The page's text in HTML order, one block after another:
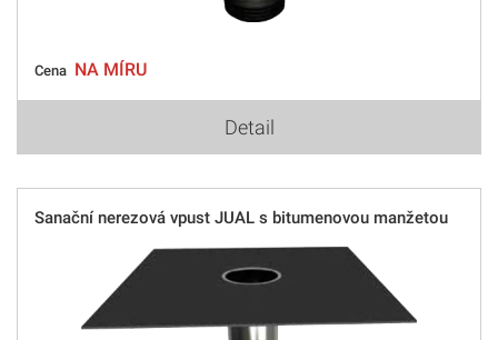
Cena NA MÍRU
Detail
Sanační nerezová vpust JUAL s bitumenovou manžetou